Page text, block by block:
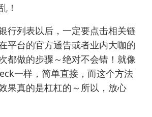
！
行列表以后，一定要点击相关链
平台的官方通告或者业内大咖的
都做的步骤～绝对不会错！就像
一样，简单直接，而这个方法
果真的是杠杠的～所以，放心